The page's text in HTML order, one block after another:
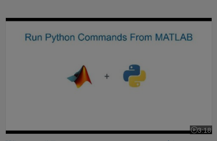
関数 pyrun を使用して MATLAB で Python のコマンドを実行
3:18
ビデオ